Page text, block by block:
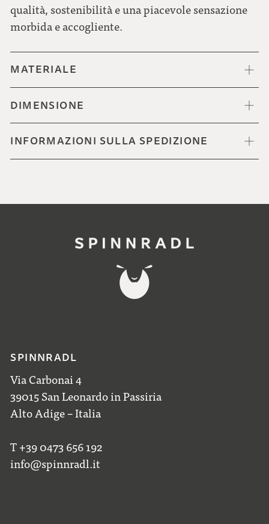
qualità, sostenibilità e una piacevole sensazione
morbida e accogliente.
MATERIALE
DIMENSIONE
INFORMAZIONI SULLA SPEDIZIONE
SPINNRADL
Via Carbonai 4
39015 San Leonardo in Passiria
Alto Adige – Italia
T +39 0473 656 192
info@spinnradl.it